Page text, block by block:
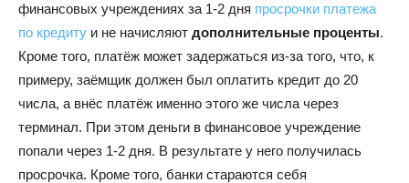
финансовых учреждениях за 1-2 дня просрочки платежа
по кредиту и не начисляют дополнительные проценты.
Кроме того, платёж может задержаться из-за того, что, к
примеру, заёмщик должен был оплатить кредит до 20
числа, а внёс платёж именно этого же числа через
терминал. При этом деньги в финансовое учреждение
попали через 1-2 дня. В результате у него получилась
просрочка. Кроме того, банки стараются себя